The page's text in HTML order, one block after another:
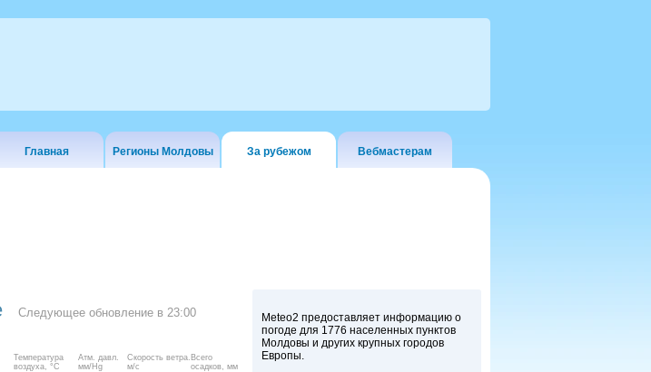
Главная Регионы Молдовы За рубежом Вебмастерам
Следующее обновление в 23:00
Температура
воздуха, °C
Атм. давл.
мм/Hg
Скорость ветра.
м/с
Всего
осадков, мм
Meteo2 предоставляет информацию о
погоде для 1776 населенных пунктов
Молдовы и других крупных городов
Европы.